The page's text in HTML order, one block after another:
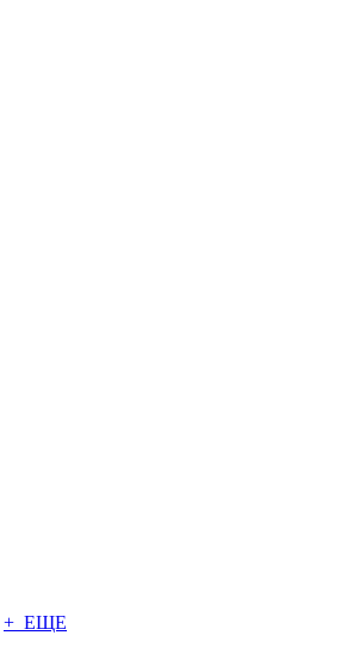
+ ЕЩЕ